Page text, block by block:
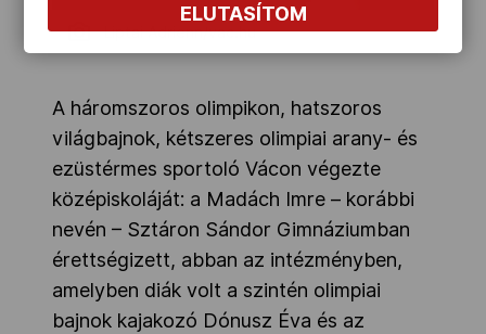
Liptai Adrienn/vac.hu
A háromszoros olimpikon, hatszoros
világbajnok, kétszeres olimpiai arany- és
ezüstérmes sportoló Vácon végezte
középiskoláját: a Madách Imre – korábbi
nevén – Sztáron Sándor Gimnáziumban
érettségizett, abban az intézményben,
amelyben diák volt a szintén olimpiai
bajnok kajakozó Dónusz Éva és az
ELUTASÍTOM